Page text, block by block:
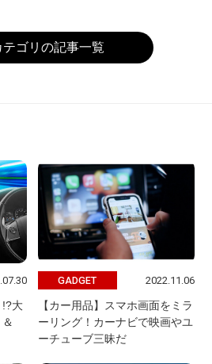
テゴリの記事一覧
!?大
GADGET 2022.11.06
【カー用品】スマホ画面をミラ
ーリング！カーナビで映画やユ
ーチューブ三昧だ